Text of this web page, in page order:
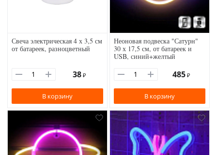
Свеча электрическая 4 х 3,5 см
от батареек, разноцветный
38 ₽
В корзину
Неоновая подвеска "Сатурн"
30 х 17,5 см, от батареек и
USB, синий+желтый
485 ₽
В корзину